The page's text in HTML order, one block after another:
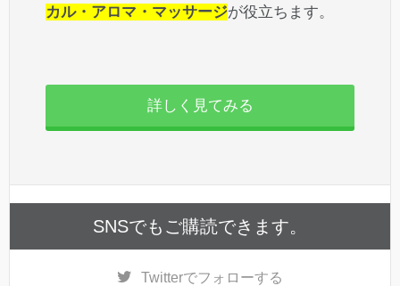
カル・アロマ・マッサージが役立ちます。
詳しく見てみる
SNSでもご購読できます。
Twitterでフォローする